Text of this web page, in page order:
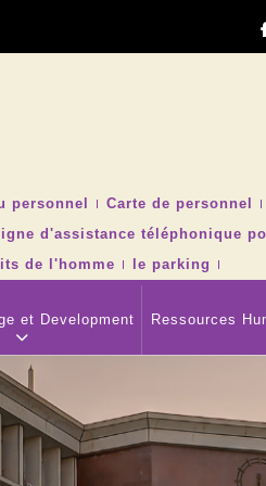
personnel
Carte de personnel
d'assistance téléphonique
de l'homme le parking
et Development Ressources